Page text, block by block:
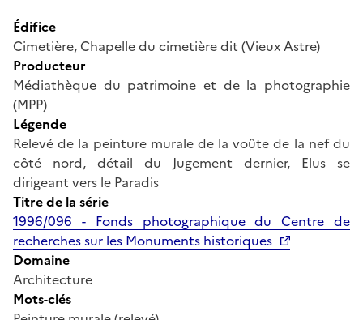
Édifice
Cimetière, Chapelle du cimetière dit (Vieux Astre)
Producteur
Médiathèque du patrimoine et de la photographie
(MPP)
Légende
Relevé de la peinture murale de la voûte de la nef du
côté nord, détail du Jugement dernier, Elus se
dirigeant vers le Paradis
Titre de la série
1996/096 - Fonds photographique du Centre de
recherches sur les Monuments historiques
Domaine
Architecture
Mots-clés